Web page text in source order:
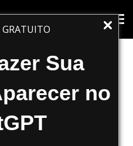
Sua
no
de sites, a
Os search engines